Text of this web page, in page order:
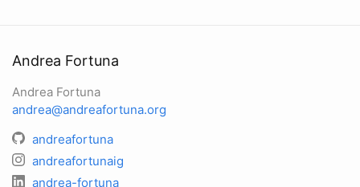
Andrea Fortuna
Andrea Fortuna
andrea@andreafortuna.org
andreafortuna
andreafortunaig
andrea-fortuna